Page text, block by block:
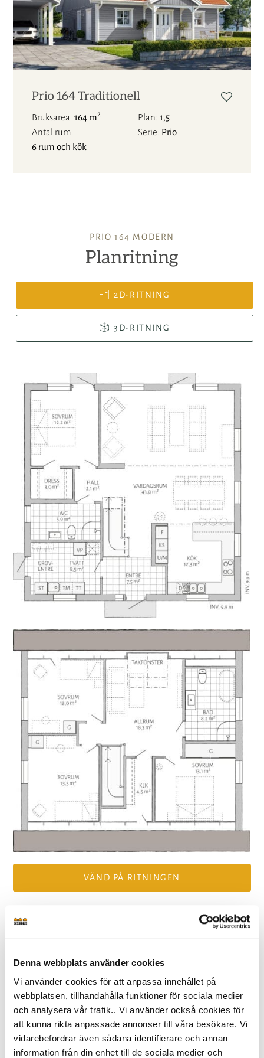
Denna webbplats använder cookies
Vi använder cookies för att anpassa innehållet på
webbplatsen, tillhandahålla funktioner för sociala medier
och analysera vår trafik.. Vi använder också cookies för
att kunna rikta anpassade annonser till våra besökare. Vi
vidarebefordrar även sådana identifierare och annan
information från din enhet till de sociala medier och
Prio 164 Traditionell
Bruksarea 164 m2 Plan 1,5
Antal rum
6 rum och kök
Serie Prio
PRIO 164 MODERN
Planritning
2D-RITNING
3D-RITNING
VÄND PÅ RITNINGEN
Se Prio 164 Modern inifrån